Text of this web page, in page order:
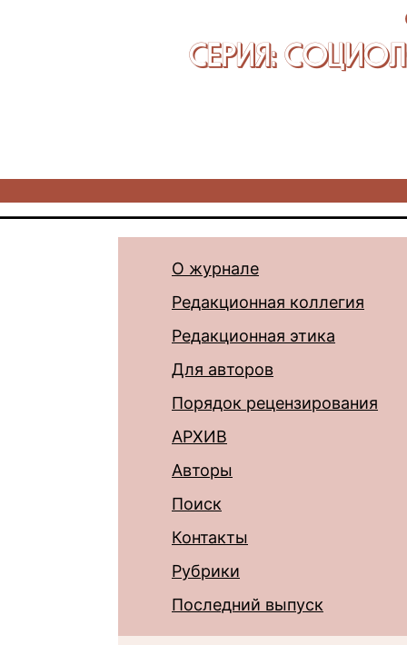
СЕРИЯ:
О журнале
Редакционная коллегия
Редакционная этика
Для авторов
Порядок рецензирования
АРХИВ
Авторы
Поиск
Контакты
Рубрики
Последний выпуск